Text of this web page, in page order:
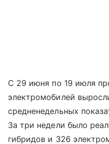
С 29 июня по 19 июля
электромобилей
средненедельных
За три недели было
гибридов и 326